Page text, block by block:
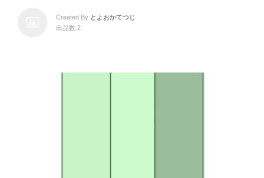
Created By とよおかてつじ
出品数 2